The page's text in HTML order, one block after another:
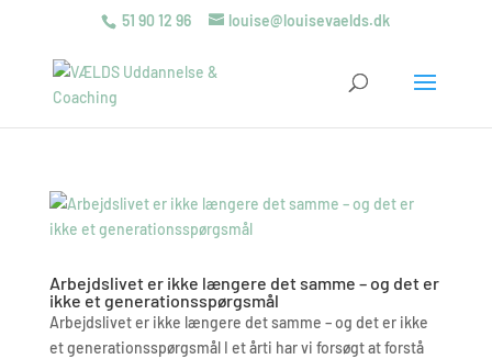
51 90 12 96 louise@louisevaelds.dk
Arbejdslivet er ikke længere det samme – og det er
ikke et generationsspørgsmål
Arbejdslivet er ikke længere det samme – og det er ikke
et generationsspørgsmål I et årti har vi forsøgt at forstå